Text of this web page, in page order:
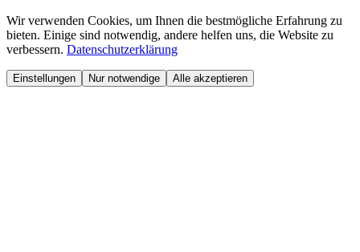
Wir verwenden Cookies, um Ihnen die bestmögliche Erfahrung zu
bieten. Einige sind notwendig, andere helfen uns, die Website zu
verbessern. Datenschutzerklärung
Einstellungen Nur notwendige Alle akzeptieren